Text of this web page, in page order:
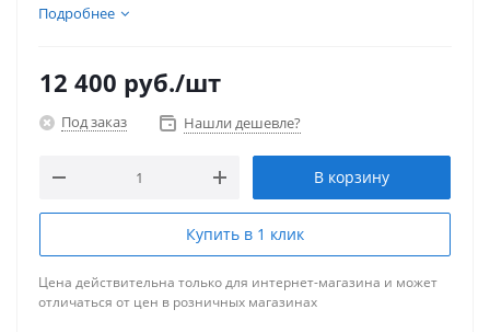
Подробнее
12 400 руб./шт
Под заказ Нашли дешевле?
В корзину
Купить в 1 клик
Цена действительна только для интернет-магазина и может
отличаться от цен в розничных магазинах